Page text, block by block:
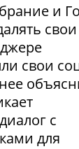
и
свои
свои
с
для